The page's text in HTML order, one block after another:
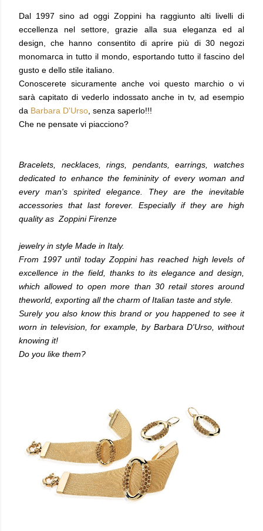
Dal 1997 sino ad oggi Zoppini ha raggiunto alti livelli di
eccellenza nel settore, grazie alla sua eleganza ed al
design, che hanno consentito di aprire più di 30 negozi
monomarca in tutto il mondo, esportando tutto il fascino del
gusto e dello stile italiano.
Conoscerete sicuramente anche voi questo marchio o vi
sarà capitato di vederlo indossato anche in tv, ad esempio
da Barbara D'Urso , senza saperlo!!!
Che ne pensate vi piacciono?
Bracelets, necklaces, rings, pendants, earrings, watches
dedicated to enhance the femininity of every woman and
every man's spirited elegance. They are the inevitable
accessories that last forever. Especially if they are high
quality as Zoppini Firenze
jewelryin style Made in Italy.
From 1997 until today Zoppini has reached high levels of
excellence in the field, thanks to its elegance and design,
which allowed to open more than 30 retail stores around
theworld, exporting all the charm of Italian taste and style.
Surely you also know this brand or you happened to see it
worn in television, for example, by Barbara D'Urso, without
knowing it!
Do you like them?